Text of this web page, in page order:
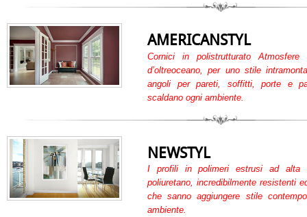
AMERICANSTYL
Cornici in polistrutturato
d’oltreoceano, per uno stile
angoli per pareti, soffitti, porte e
scaldano ogni ambiente.
NEWSTYL
I profili in polimeri estrusi ad alta
poliuretano, incredibilmente resistenti
che sanno aggiungere stile
ambiente.